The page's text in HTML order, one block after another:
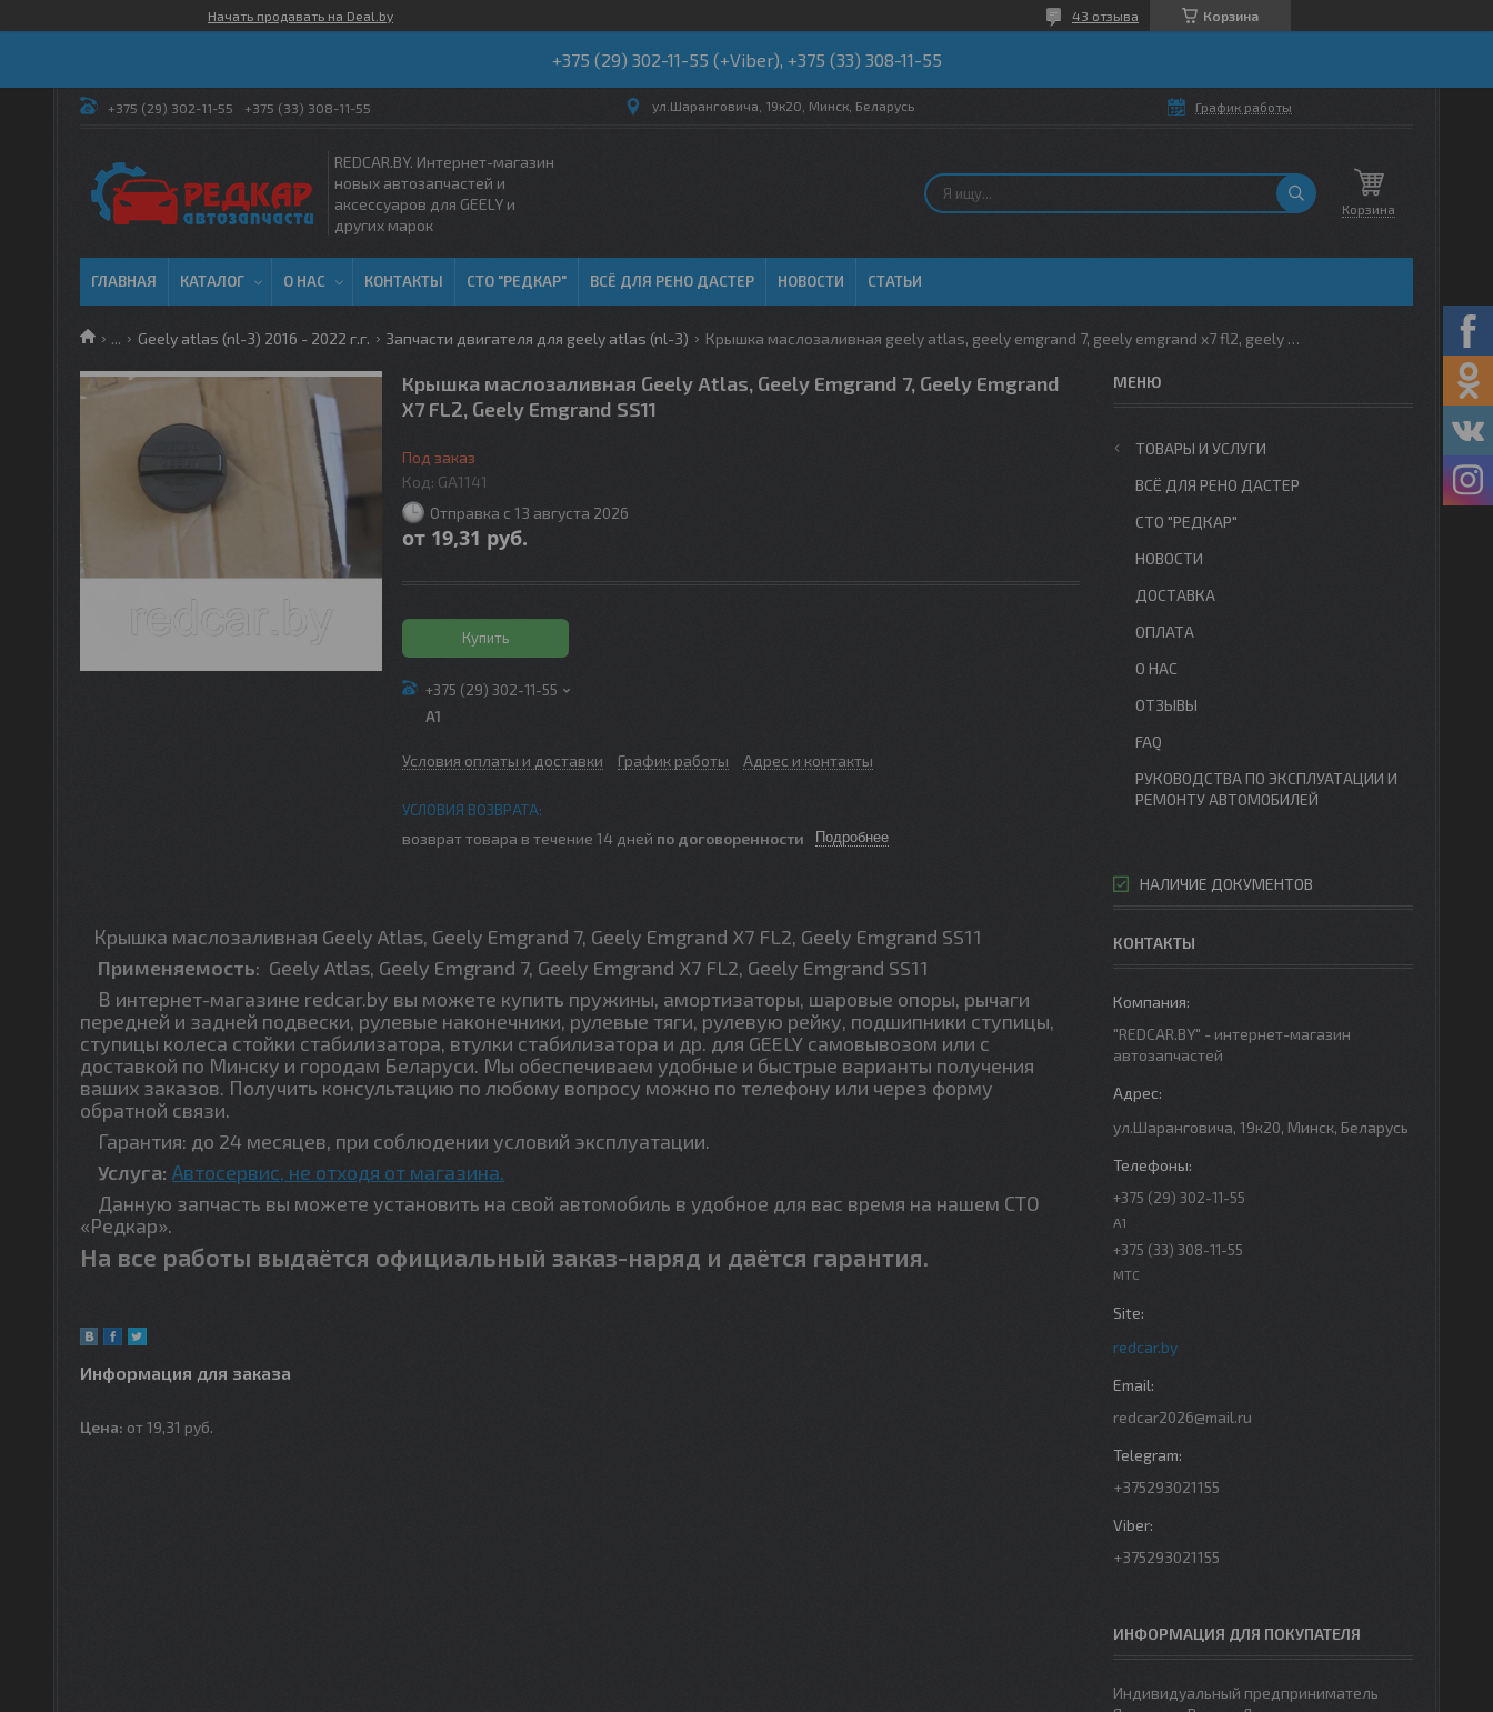
Начать продавать на Deal.by Корзина
43 отзыва
+375 (29) 302-11-55 (+Viber), +375 (33) 308-11-55
+375 (29) 302-11-55 +375 (33) 308-11-55 ул.Шаранговича, 19к20, Минск, Беларусь График работы
REDCAR.BY. Интернет-магазин
новых автозапчастей и
аксессуаров для GEELY и
других марок
Корзина
ГЛАВНАЯ КАТАЛОГ О НАС КОНТАКТЫ СТО "РЕДКАР" ВСЁ ДЛЯ РЕНО ДАСТЕР НОВОСТИ СТАТЬИ
... Geely atlas (nl-3) 2016 - 2022 г.г. Запчасти двигателя для geely atlas (nl-3) Крышка маслозаливная geely atlas, geely emgrand 7, geely emgrand x7 fl2, geely emgrand ss11
Крышка маслозаливная Geely Atlas, Geely Emgrand 7, Geely Emgrand
X7 FL2, Geely Emgrand SS11
Под заказ
Код: GA1141
Отправка с 13 августа 2026
от 19,31 руб.
Купить
+375 (29) 302-11-55
A1
Условия оплаты и доставки График работы Адрес и контакты
возврат товара в течение 14 дней по договоренности Подробнее
Крышка маслозаливная Geely Atlas, Geely Emgrand 7, Geely Emgrand X7 FL2, Geely Emgrand SS11
Применяемость: Geely Atlas, Geely Emgrand 7, Geely Emgrand X7 FL2, Geely Emgrand SS11
В интернет-магазине redcar.by вы можете купить пружины, амортизаторы, шаровые опоры, рычаги
передней и задней подвески, рулевые наконечники, рулевые тяги, рулевую рейку, подшипники ступицы,
ступицы колеса стойки стабилизатора, втулки стабилизатора и др. для GEELY самовывозом или с
доставкой по Минску и городам Беларуси. Мы обеспечиваем удобные и быстрые варианты получения
ваших заказов. Получить консультацию по любому вопросу можно по телефону или через форму
обратной связи.
Гарантия: до 24 месяцев, при соблюдении условий эксплуатации.
Услуга: Автосервис, не отходя от магазина.
Данную запчасть вы можете установить на свой автомобиль в удобное для вас время на нашем СТО
«Редкар».
На все работы выдаётся официальный заказ-наряд и даётся гарантия.
Информация для заказа
Цена: от 19,31 руб.
ТОВАРЫ И УСЛУГИ
ВСЁ ДЛЯ РЕНО ДАСТЕР
СТО "РЕДКАР"
НОВОСТИ
ДОСТАВКА
ОПЛАТА
О НАС
ОТЗЫВЫ
FAQ
РУКОВОДСТВА ПО ЭКСПЛУАТАЦИИ И
РЕМОНТУ АВТОМОБИЛЕЙ
НАЛИЧИЕ ДОКУМЕНТОВ
КОНТАКТЫ
"REDCAR.BY" - интернет-магазин
автозапчастей
ул.Шаранговича, 19к20, Минск, Беларусь
+375 (29) 302-11-55
A1
+375 (33) 308-11-55
МТС
redcar.by
redcar2026@mail.ru
+375293021155
+375293021155
ИНФОРМАЦИЯ ДЛЯ ПОКУПАТЕЛЯ
Индивидуальный предприниматель